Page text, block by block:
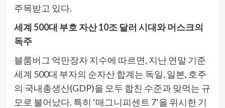
주목받고 있다.
세계 500대 부호 자산 10조 달러 시대와 머스크의
독주
블룸버그 억만장자 지수에 따르면, 지난 연말 기준
세계 500대 부자의 순자산 합계는 독일, 일본, 호주
의 국내총생산(GDP)을 모두 합친 수준과 맞먹는 규
모로 불어났다. 특히 ‘매그니피센트 7’을 위시한 기